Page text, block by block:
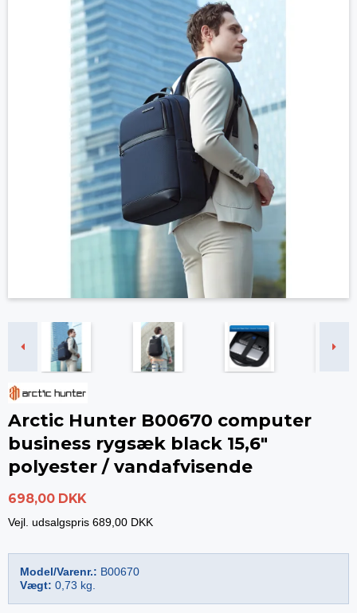
Arctic Hunter B00670 computer
business rygsæk black 15,6"
polyester / vandafvisende
698,00 DKK
Vejl. udsalgspris 689,00 DKK
Model/Varenr.: B00670
Vægt: 0,73 kg.